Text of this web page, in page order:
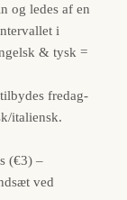
og ledes af en
i
& tysk =
fredag-
italiensk.
(€3) –
ved